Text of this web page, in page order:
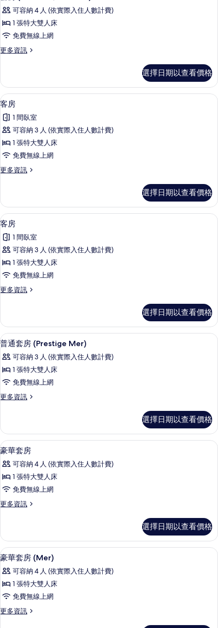
片
情
示
套
房
(1
homme,
的
所
有
相
片
可容納 4 人 (依實際入住人數計費)
1 張特大雙人床
免費無線上網
更多資訊
更
(1
homme,
1
的
詳
選擇日期以查看價格
顯
示
客
房
的
所
有
片
高級寢具、迷你吧、客房內保險箱、書
6
客房
1 間臥室
可容納 3 人 (依實際入住人數計費)
1 張特大雙人床
免費無線上網
更多資訊
更
的
詳
情
選擇日期以查看價格
顯
示
客
房
的
所
有
片
客房 | 高級寢具、迷你吧、客房內保險
4
客房
1 間臥室
可容納 3 人 (依實際入住人數計費)
1 張特大雙人床
免費無線上網
更多資訊
更
的
詳
情
選擇日期以查看價格
顯
示
普
通
套
房
的
所
有
相
片
普通套房 (Prestige Mer) | 高級寢具、
5
普通套房 (Prestige Mer)
可容納 3 人 (依實際入住人數計費)
1 張特大雙人床
免費無線上網
更多資訊
更
套
房
(Prestige
的
詳
選擇日期以查看價格
顯
示
豪
華
套
房
所
有
相
片
高級寢具、迷你吧、客房內保險箱、書
5
豪華套房
可容納 4 人 (依實際入住人數計費)
1 張特大雙人床
免費無線上網
更多資訊
更
套
房
的
情
選擇日期以查看價格
顯
示
豪
華
套
房
5
豪華套房 (Mer)
可容納 4 人 (依實際入住人數計費)
1 張特大雙人床
免費無線上網
更多資訊
更